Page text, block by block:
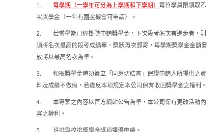
1. 每學期（一學年可分為上學期和下學期） 每位學員限領取乙
次獎學金（一年有兩次機會可申請）。
2.
若當學期已經掛號申請獎學金，下次段考名次有進步者，則
須將名次最高的段考成績單、獎狀再次郵寄，每學期獎學金金額發
放將以最高名次為準。
3.
領取獎學金時須簽立「同意切結書」保證申請人所提供之資
料及成績不做假，若違反本項規定本公司保有收回獎學金之權利。
4.
本專案之內容以官方網站公告為準，本公司保有更改活動內
容之權利。
5. 班排與校排獎學金獎項擇優申請。